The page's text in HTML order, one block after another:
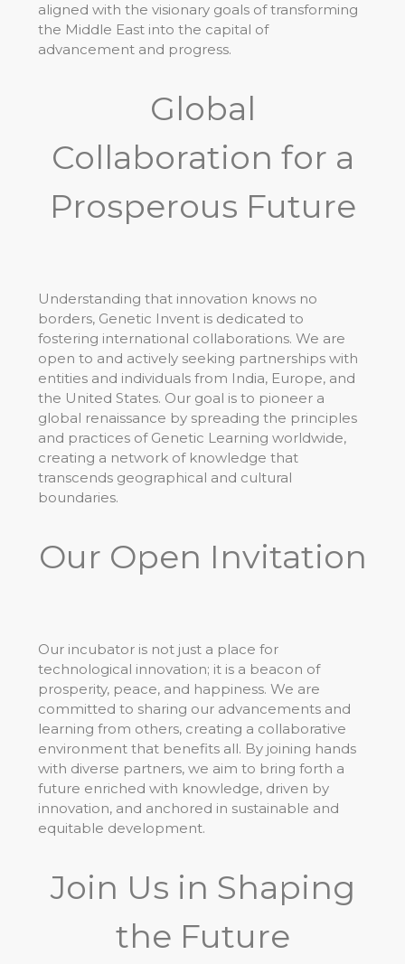
aligned with the visionary goals of transforming
the Middle East into the capital of
advancement and progress.
Global
Collaboration for a
Prosperous Future
Understanding that innovation knows no
borders, Genetic Invent is dedicated to
fostering international collaborations. We are
open to and actively seeking partnerships with
entities and individuals from India, Europe, and
the United States. Our goal is to pioneer a
global renaissance by spreading the principles
and practices of Genetic Learning worldwide,
creating a network of knowledge that
transcends geographical and cultural
boundaries.
Our Open Invitation
Our incubator is not just a place for
technological innovation; it is a beacon of
prosperity, peace, and happiness. We are
committed to sharing our advancements and
learning from others, creating a collaborative
environment that benefits all. By joining hands
with diverse partners, we aim to bring forth a
future enriched with knowledge, driven by
innovation, and anchored in sustainable and
equitable development.
Join Us in Shaping
the Future